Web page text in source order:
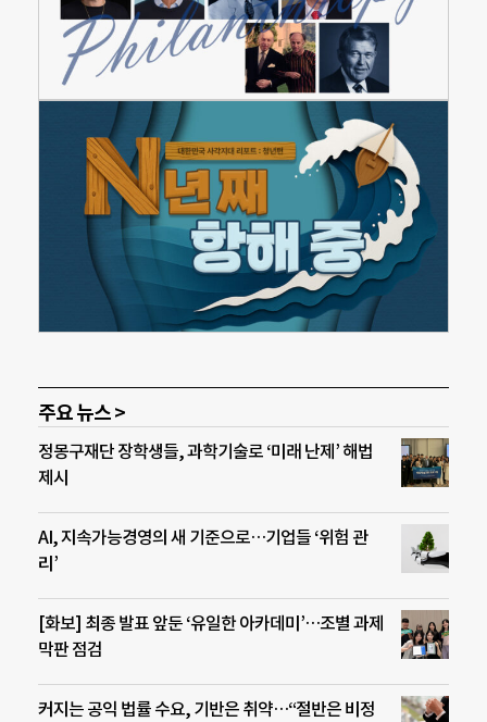
주요 뉴스 >
정몽구재단 장학생들, 과학기술로 ‘미래 난제’ 해법
제시
AI, 지속가능경영의 새 기준으로…기업들 ‘위험 관
리’
[화보] 최종 발표 앞둔 ‘유일한 아카데미’…조별 과제
막판 점검
커지는 공익 법률 수요, 기반은 취약…“절반은 비정